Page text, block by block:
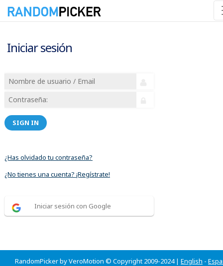
Iniciar sesión
SIGN IN
¿Has olvidado tu contraseña?
¿No tienes una cuenta? ¡Regístrate!
Iniciar sesión con Google
RandomPicker by VeroMotion © Copyright 2009-2024 | English -